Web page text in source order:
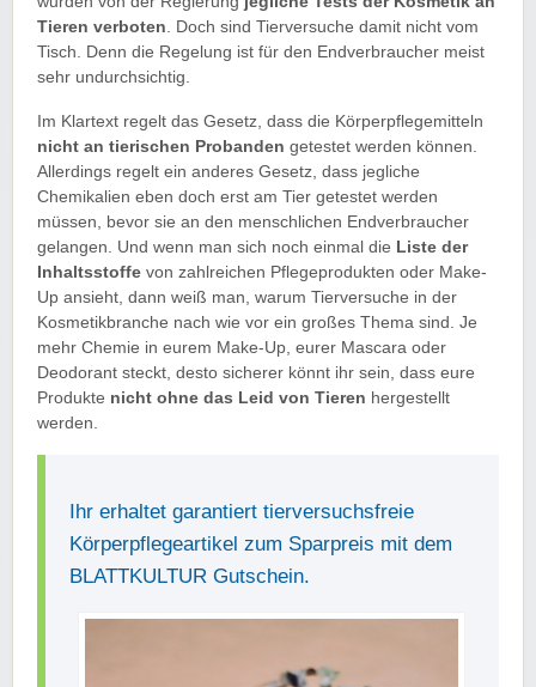
Tieren verboten . Doch sind Tierversuche damit nicht vom
Tisch. Denn die Regelung ist für den Endverbraucher meist
sehr undurchsichtig.
Im Klartext regelt das Gesetz, dass die Körperpflegemitteln
nicht an tierischen Probanden getestet werden können.
Allerdings regelt ein anderes Gesetz, dass jegliche
Chemikalien eben doch erst am Tier getestet werden
müssen, bevor sie an den menschlichen Endverbraucher
gelangen. Und wenn man sich noch einmal die Liste der
Inhaltsstoffe von zahlreichen Pflegeprodukten oder Make-
Up ansieht, dann weiß man, warum Tierversuche in der
Kosmetikbranche nach wie vor ein großes Thema sind. Je
mehr Chemie in eurem Make-Up, eurer Mascara oder
Deodorant steckt, desto sicherer könnt ihr sein, dass eure
Produkte nicht ohne das Leid von Tieren hergestellt
werden.
Ihr erhaltet garantiert tierversuchsfreie
Körperpflegeartikel zum Sparpreis mit dem
BLATTKULTUR Gutschein.